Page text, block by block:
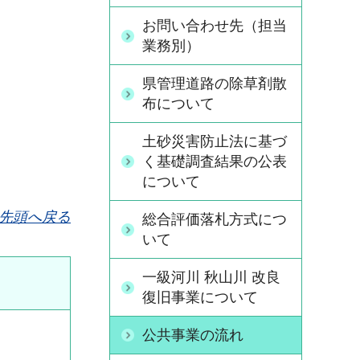
頭へ戻る
お問い合わせ先（担当
業務別）
県管理道路の除草剤散
布について
土砂災害防止法に基づ
く基礎調査結果の公表
について
総合評価落札方式につ
いて
一級河川 秋山川 改良
復旧事業について
公共事業の流れ